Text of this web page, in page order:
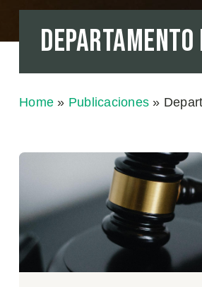
Departamento
Home » Publicaciones »